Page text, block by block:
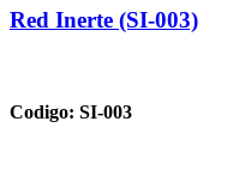
Red Inerte (SI-003)
Codigo: SI-003